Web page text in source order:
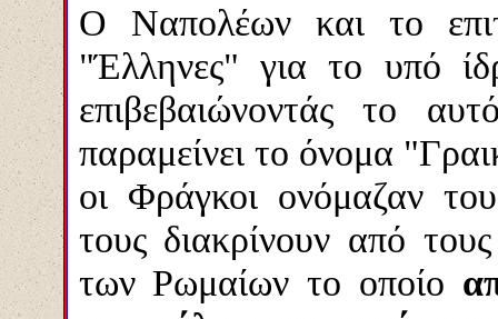
Ο Ναπολέων και το
"Έλληνες" για το υπό
επιβεβαιώνοντάς το
παραμείνει το όνομα
οι Φράγκοι ονόμαζαν
τους διακρίνουν από
των Ρωμαίων το οποίο